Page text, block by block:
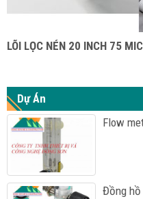
LÕI LỌC NÉN 20 INCH 75
Dự Án
Flow
Đồng